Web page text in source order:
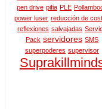
pen drive pifia PLE
power luser reducción de
reflexiones salvajadas
Pack servidores SMS
superpoderes supervisor